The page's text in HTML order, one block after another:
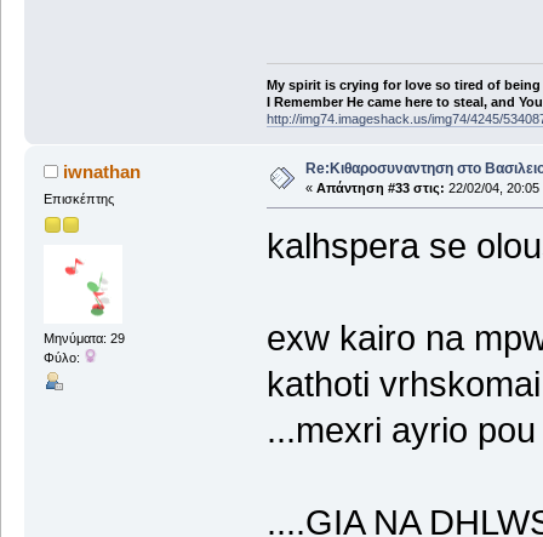
My spirit is crying for love so tired of being
I Remember He came here to steal, and
http://img74.imageshack.us/img74/4245/
iwnathan
Επισκέπτης
Μηνύματα: 29
Φύλο:
Re:Κιθαροσυναντηση στο
« Απάντηση #33 στις: 22/02/04, 20:05
kalhspera se
exw kairo na
kathoti
...mexri ayrio
....GIA NA